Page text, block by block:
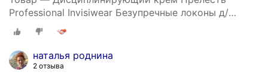
Professional Invisiwear Безупречные локоны д/
укладки кудрявых и волнистых волос, 150 мл
наталья роднина
2 отзыва